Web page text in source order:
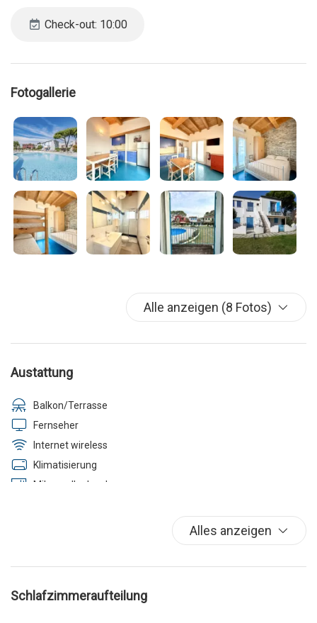
stornieren, wenn sie für eine Gruppe von Kindern vorgenommen
wird. Wir bitten Sie daher, uns direkt per E-Mail oder Telefon zu
kontaktieren. Falls die Agentur beschließt, die Reservierung zu
stornieren, haben weder der Kunde noch die Agentur Anspruch
auf Strafen/Erstattungen.
Check-out: 10:00
Fotogallerie
Alle anzeigen (8 Fotos)
Austattung
Balkon/Terrasse
Fernseher
Internet wireless
Klimatisierung
Mikrowellenherd
Alles anzeigen
Schlafzimmeraufteilung